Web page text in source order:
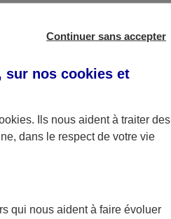
bail.
lettre)
Continuer sans accepter
sur nos cookies et
. Ils nous aident à traiter des
dans le respect de votre vie
qui nous aident à faire évoluer